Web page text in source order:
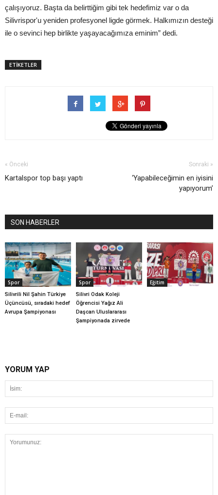
çalışıyoruz. Başta da belirttiğim gibi tek hedefimiz var o da
Silivrispor'u yeniden profesyonel ligde görmek. Halkımızın desteği
ile o sevinci hep birlikte yaşayacağımıza eminim” dedi.
ETİKETLER
« Önceki
Kartalspor top başı yaptı
Sonraki »
‘Yapabileceğimin en iyisini
yapıyorum’
SON HABERLER
Spor
Silivrili Nil Şahin Türkiye
Üçüncüsü, sıradaki hedef
Avrupa Şampiyonası
Spor
Silivri Odak Koleji
Öğrencisi Yağız Ali
Daşcan Uluslararası
Şampiyonada zirvede
Eğitim
YORUM YAP